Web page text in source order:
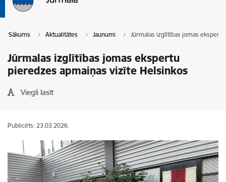
Sākums Aktualitātes Jaunumi Jūrmalas izglītības jomas
Jūrmalas izglītības jomas ekspertu
pieredzes apmaiņas vizīte Helsinkos
Viegli lasīt
Publicēts: 23.03.2026.